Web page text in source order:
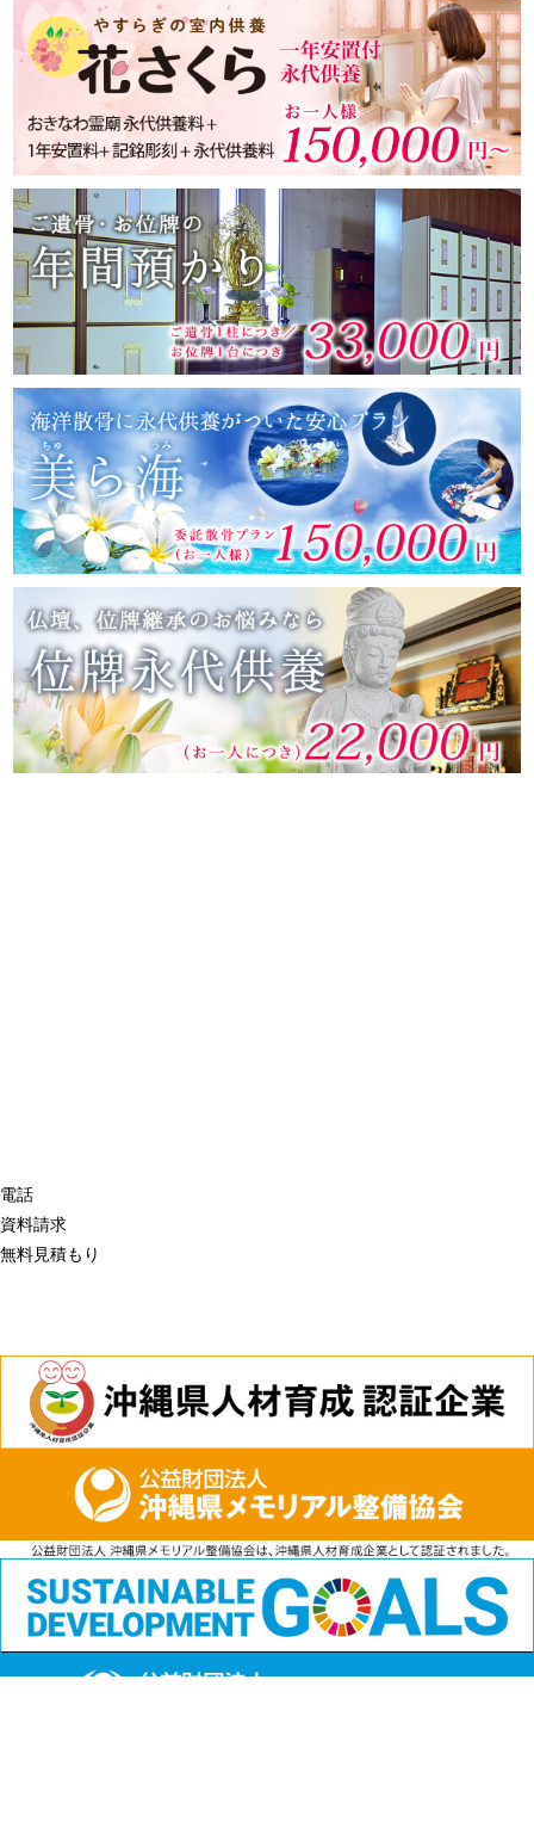
電話
資料請求
無料見積もり